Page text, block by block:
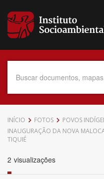
para
conteúdo
Data do Documento
INÍCIO FOTOS
POVOS
INAUGURAÇÃO DA NOVA
TIQUIÉ
2 visualizações